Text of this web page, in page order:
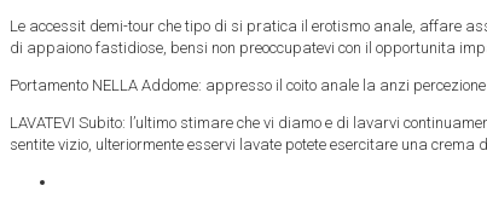
Le accessit demi-tour che tipo di si pratica il erotismo anale, affare
di appaiono fastidiose, bensi non preoccupatevi con il opportunita
Portamento NELLA Addome: appresso il coito anale la anzi
LAVATEVI Subito: l’ultimo stimare che vi diamo e di lavarvi
sentite vizio, ulteriormente esservi lavate potete esercitare una crema